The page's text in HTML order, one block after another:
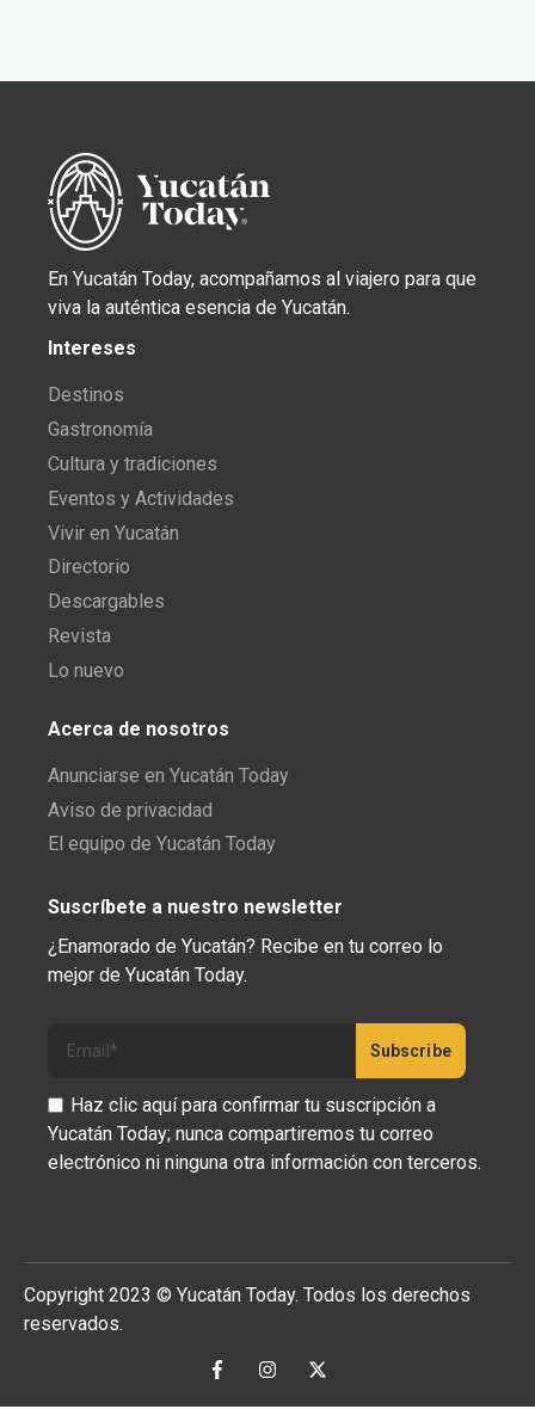
En Yucatán Today, acompañamos al viajero para que
viva la auténtica esencia de Yucatán.
Intereses
Destinos
Gastronomía
Cultura y tradiciones
Eventos y Actividades
Vivir en Yucatán
Directorio
Descargables
Revista
Lo nuevo
Acerca de nosotros
Anunciarse en Yucatán Today
Aviso de privacidad
El equipo de Yucatán Today
Suscríbete a nuestro newsletter
¿Enamorado de Yucatán? Recibe en tu correo lo
mejor de Yucatán Today.
Haz clic aquí para confirmar tu suscripción a
Yucatán Today; nunca compartiremos tu correo
electrónico ni ninguna otra información con terceros.
Copyright 2023 © Yucatán Today. Todos los derechos
reservados.